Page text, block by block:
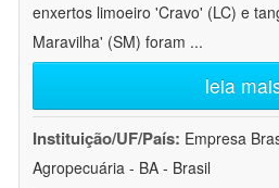
enxertos limoeiro 'Cravo' (LC) e
Maravilha' (SM) foram ...
leia
Instituição/UF/País: Empresa
Agropecuária - BA - Brasil